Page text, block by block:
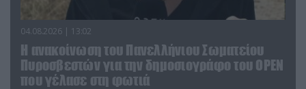
04.08.2026 | 13:02
Η ανακοίνωση του Πανελλήνιου Σωματείου
Πυροσβεστών για την δημοσιογράφο του OPEN
που γέλασε στη φωτιά